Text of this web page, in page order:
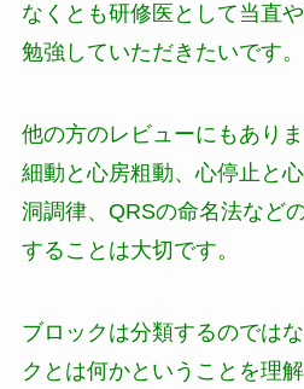
なくとも研修医として当直
勉強していただきたいです。
他の方のレビューにもあり
細動と心房粗動、心停止と
洞調律、QRSの命名法など
することは大切です。
ブロックは分類するのでは
クとは何かということを理